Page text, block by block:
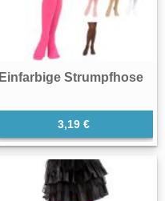
Einfarbige Strumpfhose
3,19 €